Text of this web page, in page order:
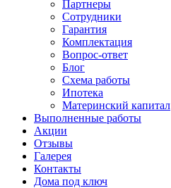
Партнеры
Сотрудники
Гарантия
Комплектация
Вопрос-ответ
Блог
Схема работы
Ипотека
Материнский капитал
Выполненные работы
Акции
Отзывы
Галерея
Контакты
Дома под ключ